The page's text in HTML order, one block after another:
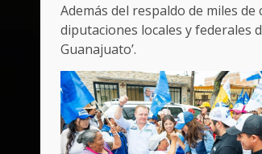
Además del respaldo de miles
diputaciones locales y federales
Guanajuato’.